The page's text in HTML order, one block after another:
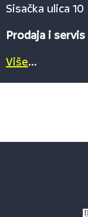
Sisačka ulica 10
Prodaja i servis
Više...